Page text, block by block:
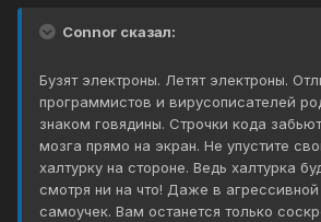
Connor сказал:
Бузят электроны. Летят электроны.
программистов и вирусописателей
знаком говядины. Строчки кода
мозга прямо на экран. Не упустите
халтурку на стороне. Ведь халтурка
смотря ни на что! Даже в
самоучек. Вам останется только